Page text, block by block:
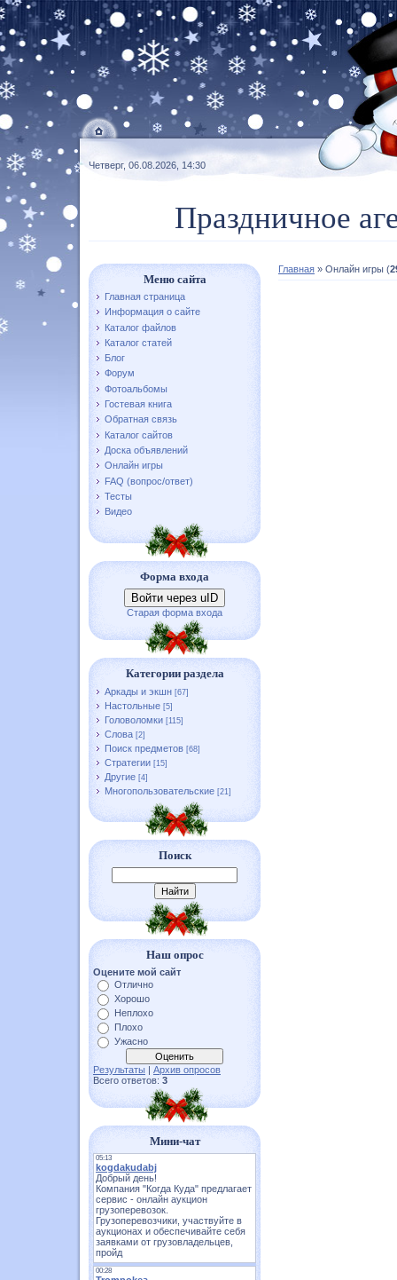
Четверг, 06.08.2026, 14:30
Праздничное
Меню сайта
Главная страница
Информация о сайте
Каталог файлов
Каталог статей
Блог
Форум
Фотоальбомы
Гостевая книга
Обратная связь
Каталог сайтов
Доска объявлений
Онлайн игры
FAQ (вопрос/ответ)
Тесты
Видео
Форма входа
Войти через uID
Старая форма входа
Категории раздела
Аркады и экшн [67]
Настольные [5]
Головоломки [115]
Слова [2]
Поиск предметов [68]
Стратегии [15]
Другие [4]
Многопользовательские [21]
Поиск
Наш опрос
Оцените мой сайт
Отлично
Хорошо
Неплохо
Плохо
Ужасно
Результаты | Архив опросов
Всего ответов: 3
Мини-чат
Главная » Онлайн игры (